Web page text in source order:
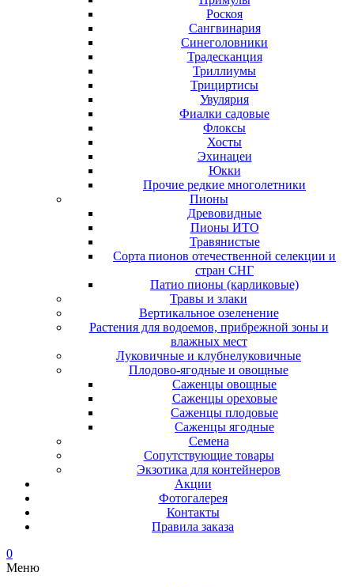
Роскоя
Сангвинария
Синеголовники
Традесканция
Триллиумы
Трициртисы
Увулярия
Фиалки садовые
Флоксы
Хосты
Эхинацеи
Юкки
Прочие редкие многолетники
Пионы
Древовидные
Пионы ИТО
Травянистые
Сорта пионов отечественной селекции и
стран СНГ
Патио пионы (карликовые)
Травы и злаки
Вертикальное озеленение
Растения для водоемов, прибрежной зоны и
влажных мест
Луковичные и клубнелуковичные
Плодово-ягодные и овощные
Саженцы овощные
Саженцы ореховые
Саженцы плодовые
Саженцы ягодные
Семена
Сопутствующие товары
Экзотика для контейнеров
Акции
Фотогалерея
Контакты
Правила заказа
0
Меню